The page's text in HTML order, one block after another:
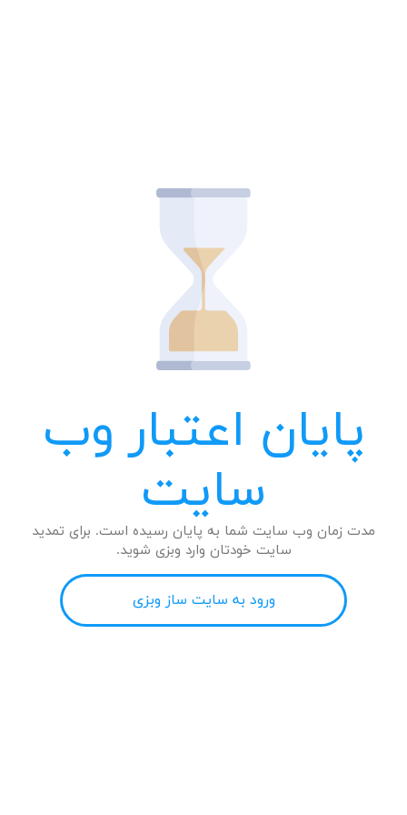
پایان اعتبار وب
سایت
مدت زمان وب سایت شما به پایان رسیده است. برای تمدید
سایت خودتان وارد وبزی شوید.
ورود به سایت ساز وبزی